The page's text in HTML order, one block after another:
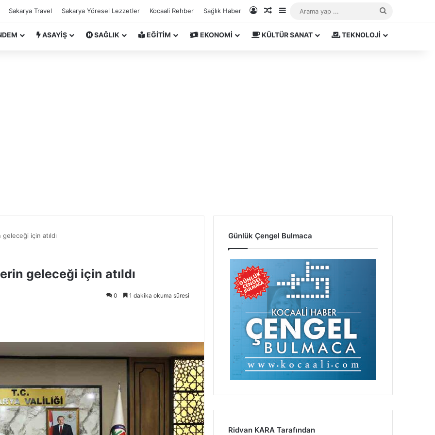
Sakarya Travel Sakarya Yöresel Lezzetler Kocaali Rehber Sağlık Haber Kayıt OlRastgele Makale
Kenar Bölmesi
ASAYİŞ SAĞLIK EĞİTİM EKONOMİ KÜLTÜR SANAT TEKNOLOJİ
geleceği için atıldı
geleceği için atıldı
0 1 dakika okuma süresi
Günlük Çengel Bulmaca
Ridvan KARA Tarafından